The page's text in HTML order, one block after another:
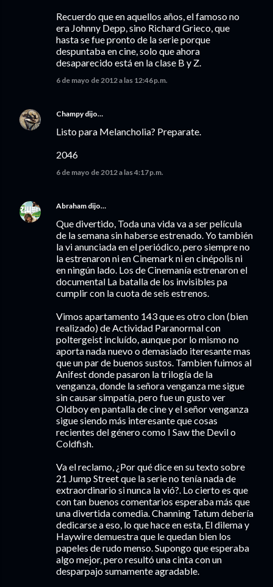
Recuerdo que en aquellos años, el famoso no
era Johnny Depp, sino Richard Grieco, que
hasta se fue pronto de la serie porque
despuntaba en cine, solo que ahora
desaparecido está en la clase B y Z.
6 de mayo de 2012 a las 12:46 p.m.
Champydijo…
Listo para Melancholia? Preparate.
2046
6 de mayo de 2012 a las 4:17 p.m.
Abraham dijo…
Que divertido, Toda una vida va a ser película
de la semana sin haberse estrenado. Yo también
la vi anunciada en el periódico, pero siempre no
la estrenaron ni en Cinemark ni en cinépolis ni
en ningún lado. Los de Cinemanía estrenaron el
documental La batalla de los invisibles pa
cumplir con la cuota de seis estrenos.
Vimos apartamento 143 que es otro clon (bien
realizado) de Actividad Paranormal con
poltergeist incluído, aunque por lo mismo no
aporta nada nuevo o demasiado iteresante mas
que un par de buenos sustos. Tambien fuimos al
Anifest donde pasaron la trilogía de la
venganza, donde la señora venganza me sigue
sin causar simpatía, pero fue un gusto ver
Oldboy en pantalla de cine y el señor venganza
sigue siendo más interesante que cosas
recientes del género como I Saw the Devil o
Coldfish.
Va el reclamo, ¿Por qué dice en su texto sobre
21 Jump Street que la serie no tenía nada de
extraordinario si nunca la vió?. Lo cierto es que
con tan buenos comentarios esperaba más que
una divertida comedia. Channing Tatum debería
dedicarse a eso, lo que hace en esta, El dilema y
Haywire demuestra que le quedan bien los
papeles de rudo menso. Supongo que esperaba
algo mejor, pero resultó una cinta con un
desparpajo sumamente agradable.